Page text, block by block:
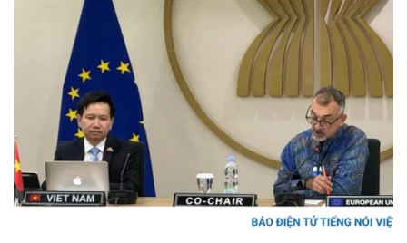
Thể thao
Bóng đá
Lịch thi đấu bóng đá
Ô tô - Xe máy
Ô tô
Xe máy
Tư vấn